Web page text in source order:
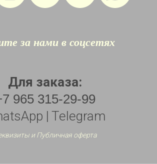
за нами в соцсетях
Для заказа:
965 315-29-99
| Telegram
и Публичная оферта